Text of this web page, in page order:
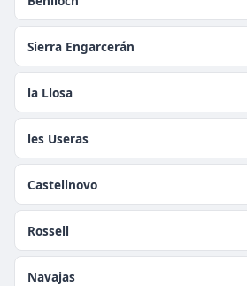
Sierra Engarcerán
la Llosa
les Useras
Castellnovo
Rossell
Navajas